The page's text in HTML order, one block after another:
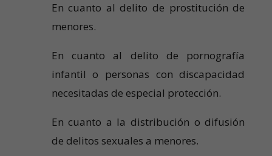
En cuanto al delito de prostitución de
menores.
En cuanto al delito de pornografía
infantil o personas con discapacidad
necesitadas de especial protección.
En cuanto a la distribución o difusión
de delitos sexuales a menores.